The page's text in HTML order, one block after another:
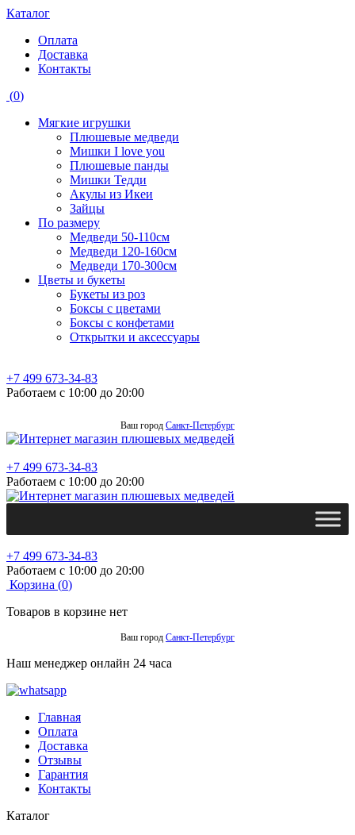
Каталог
Оплата
Доставка
Контакты
(0)
Мягкие игрушки
Плюшевые медведи
Мишки I love you
Плюшевые панды
Мишки Тедди
Акулы из Икеи
Зайцы
По размеру
Медведи 50-110см
Медведи 120-160см
Медведи 170-300см
Цветы и букеты
Букеты из роз
Боксы с цветами
Боксы с конфетами
Открытки и аксессуары
+7 499 673-34-83
Работаем с 10:00 до 20:00
Ваш город Санкт-Петербург
+7 499 673-34-83
Работаем с 10:00 до 20:00
+7 499 673-34-83
Работаем с 10:00 до 20:00
Корзина (0)
Товаров в корзине нет
Ваш город Санкт-Петербург
Наш менеджер онлайн 24 часа
Главная
Оплата
Доставка
Отзывы
Гарантия
Контакты
Каталог